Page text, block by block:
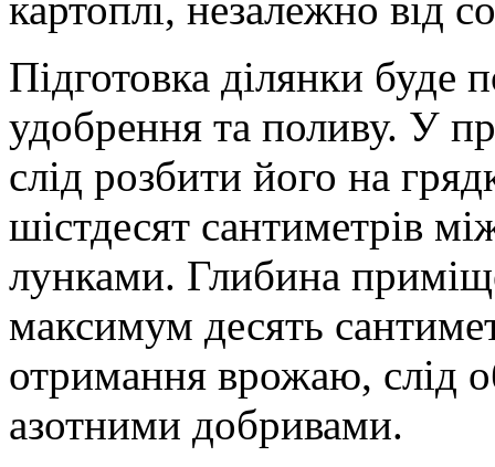
Підготовка ділянки буде
удобрення та поливу. У
слід розбити його на
шістдесят сантиметрів
лунками. Глибина
максимум десять
отримання врожаю, слід
азотними добривами.